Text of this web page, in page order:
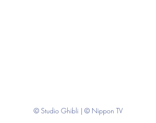
© Studio Ghibli | © Nippon TV